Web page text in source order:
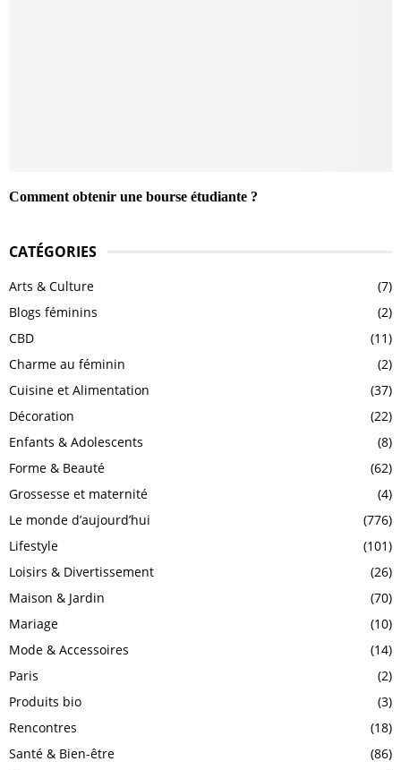
Comment obtenir une bourse étudiante ?
CATÉGORIES
Arts & Culture
(7)
Blogs féminins
(2)
CBD
(11)
Charme au féminin
(2)
Cuisine et Alimentation
(37)
Décoration
(22)
Enfants & Adolescents
(8)
Forme & Beauté
(62)
Grossesse et maternité
(4)
Le monde d’aujourd’hui
(776)
Lifestyle
(101)
Loisirs & Divertissement
(26)
Maison & Jardin
(70)
Mariage
(10)
Mode & Accessoires
(14)
Paris
(2)
Produits bio
(3)
Rencontres
(18)
Santé & Bien-être
(86)